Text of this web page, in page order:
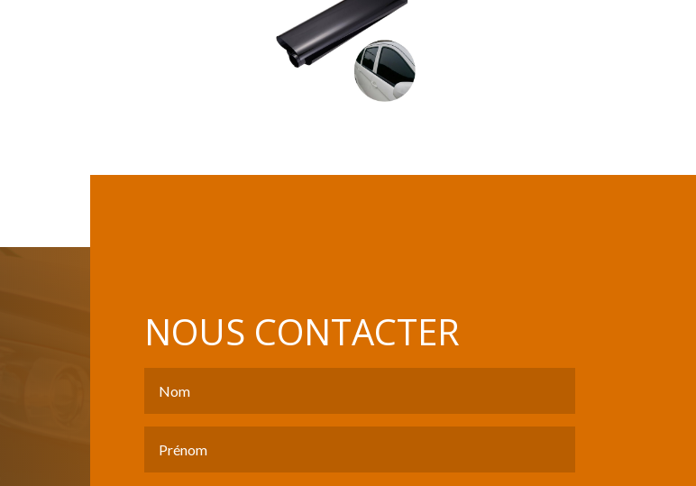
NOUS CONTACTER